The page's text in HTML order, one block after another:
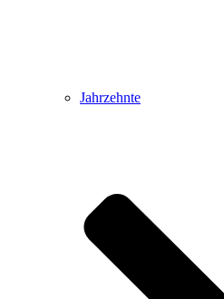
Jahrzehnte